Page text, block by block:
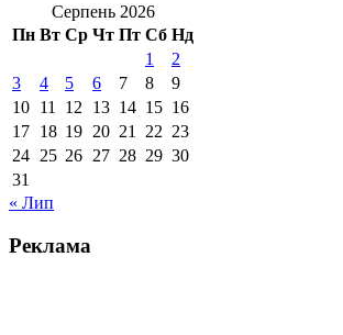
Серпень 2026
Пн Вт Ср Чт Пт Сб Нд
1
2
3
4 5 6 7 8
9
10 11 12 13 14 15 16
17 18 19 20 21 22 23
24 25 26 27 28 29 30
31
« Лип
Реклама